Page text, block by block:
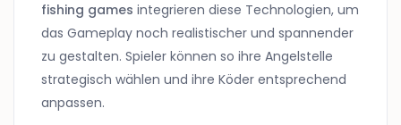
fishing games integrieren diese Technologien, um
das Gameplay noch realistischer und spannender
zu gestalten. Spieler können so ihre Angelstelle
strategisch wählen und ihre Köder entsprechend
anpassen.